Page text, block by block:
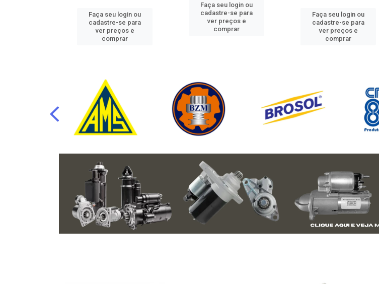
Faça seu login ou
cadastre-se para
ver preços e
comprar
Faça seu login ou
cadastre-se para
ver preços e
comprar
Faça seu login ou
cadastre-se para
ver preços e
comprar